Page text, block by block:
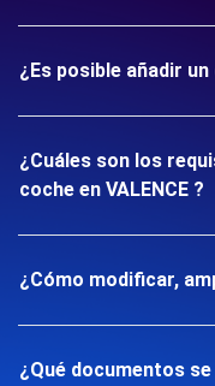
¿Es posible añadir
¿Cuáles son los
coche en VALENCE ?
¿Cómo modificar,
¿Qué documentos